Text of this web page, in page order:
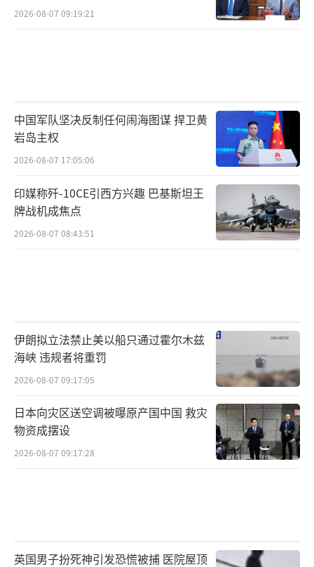
2026-08-07 09:19:21
中国军队坚决反制任何闹海图谋 捍卫黄
岩岛主权
2026-08-07 17:05:06
印媒称歼-10CE引西方兴趣 巴基斯坦王
牌战机成焦点
2026-08-07 08:43:51
伊朗拟立法禁止美以船只通过霍尔木兹
海峡 违规者将重罚
2026-08-07 09:17:05
日本向灾区送空调被曝原产国中国 救灾
物资成摆设
2026-08-07 09:17:28
英国男子扮死神引发恐慌被捕 医院屋顶